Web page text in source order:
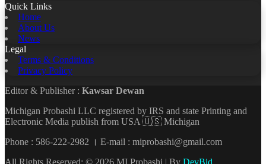
Quick Links
Home
About Us
News
Legal
Terms & Conditions
Privacy Policy
Editor & Publisher : Kawsar Dewan
Michigan Probashi LLC registered by IRS and state Printing and
Electronic Media publish from USA 🇺🇸 Michigan
Phone : 586-222-2982 । E-mail : miprobashi@gmail.com
All Rights Reserved: © 2026 MI Probashi | By DevBid